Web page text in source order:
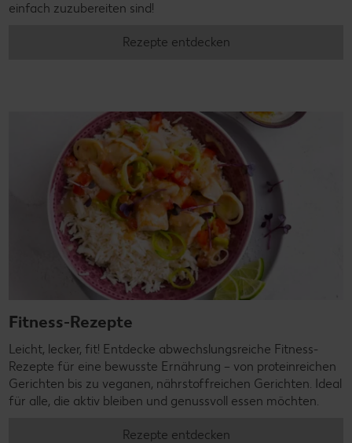
einfach zuzubereiten sind!
Rezepte entdecken
Fitness-Rezepte
Leicht, lecker, fit! Entdecke abwechslungsreiche Fitness-
Rezepte für eine bewusste Ernährung – von proteinreichen
Gerichten bis zu veganen, nährstoffreichen Gerichten. Ideal
für alle, die aktiv bleiben und genussvoll essen möchten.
Rezepte entdecken